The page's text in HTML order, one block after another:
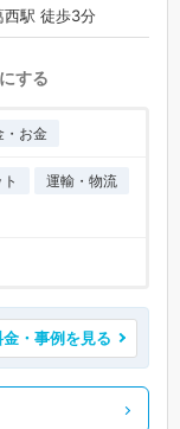
駅 徒歩3分
する
・お金
運輸・物流
金・事例を見る